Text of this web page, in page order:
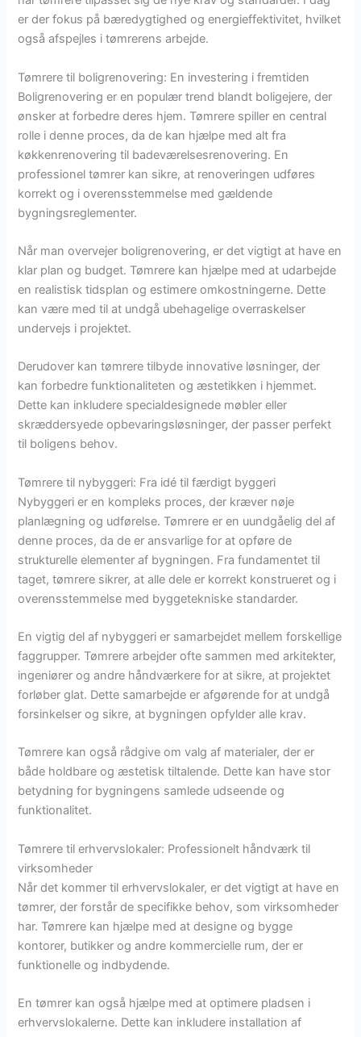
er der fokus på bæredygtighed og energieffektivitet, hvilket
også afspejles i tømrerens arbejde.
Tømrere til boligrenovering: En investering i fremtiden
Boligrenovering er en populær trend blandt boligejere, der
ønsker at forbedre deres hjem. Tømrere spiller en central
rolle i denne proces, da de kan hjælpe med alt fra
køkkenrenovering til badeværelsesrenovering. En
professionel tømrer kan sikre, at renoveringen udføres
korrekt og i overensstemmelse med gældende
bygningsreglementer.
Når man overvejer boligrenovering, er det vigtigt at have en
klar plan og budget. Tømrere kan hjælpe med at udarbejde
en realistisk tidsplan og estimere omkostningerne. Dette
kan være med til at undgå ubehagelige overraskelser
undervejs i projektet.
Derudover kan tømrere tilbyde innovative løsninger, der
kan forbedre funktionaliteten og æstetikken i hjemmet.
Dette kan inkludere specialdesignede møbler eller
skræddersyede opbevaringsløsninger, der passer perfekt
til boligens behov.
Tømrere til nybyggeri: Fra idé til færdigt byggeri
Nybyggeri er en kompleks proces, der kræver nøje
planlægning og udførelse. Tømrere er en uundgåelig del af
denne proces, da de er ansvarlige for at opføre de
strukturelle elementer af bygningen. Fra fundamentet til
taget, tømrere sikrer, at alle dele er korrekt konstrueret og i
overensstemmelse med byggetekniske standarder.
En vigtig del af nybyggeri er samarbejdet mellem forskellige
faggrupper. Tømrere arbejder ofte sammen med arkitekter,
ingeniører og andre håndværkere for at sikre, at projektet
forløber glat. Dette samarbejde er afgørende for at undgå
forsinkelser og sikre, at bygningen opfylder alle krav.
Tømrere kan også rådgive om valg af materialer, der er
både holdbare og æstetisk tiltalende. Dette kan have stor
betydning for bygningens samlede udseende og
funktionalitet.
Tømrere til erhvervslokaler: Professionelt håndværk til
virksomheder
Når det kommer til erhvervslokaler, er det vigtigt at have en
tømrer, der forstår de specifikke behov, som virksomheder
har. Tømrere kan hjælpe med at designe og bygge
kontorer, butikker og andre kommercielle rum, der er
funktionelle og indbydende.
En tømrer kan også hjælpe med at optimere pladsen i
erhvervslokalerne. Dette kan inkludere installation af